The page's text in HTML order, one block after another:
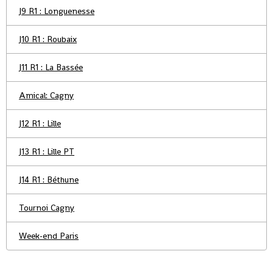
J9 R1 : Longuenesse
J10 R1 : Roubaix
J11 R1 : La Bassée
Amical: Cagny
J12 R1 : Lille
J13 R1 : Lille PT
J14 R1 : Béthune
Tournoi Cagny
Week-end Paris